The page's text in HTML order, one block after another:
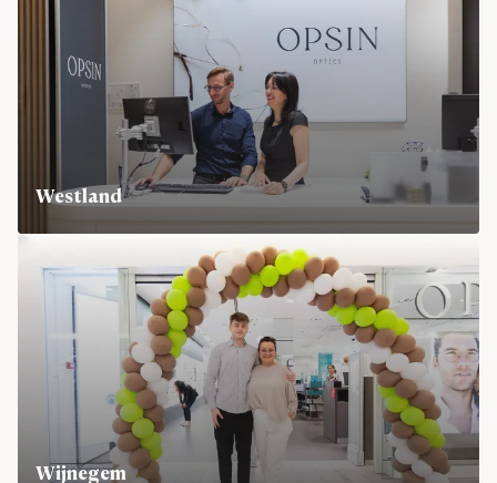
Westland
Westland Shopping Center, Bd. Sylvain Dupuis 503,
Wijnegem